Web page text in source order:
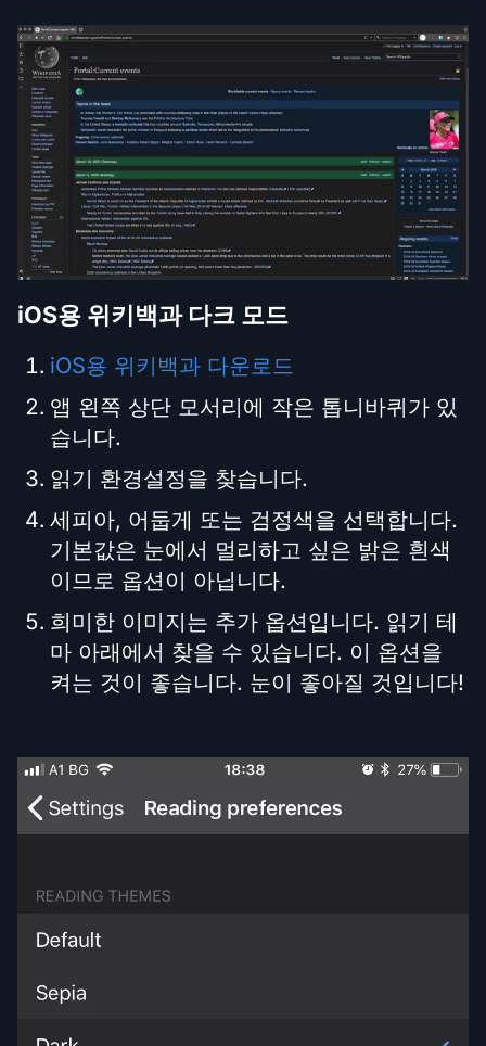
iOS용 위키백과 다크 모드
iOS용 위키백과 다운로드
앱 왼쪽 상단 모서리에 작은 톱니바퀴가 있
습니다.
읽기 환경설정을 찾습니다.
세피아, 어둡게 또는 검정색을 선택합니다.
기본값은 눈에서 멀리하고 싶은 밝은 흰색
이므로 옵션이 아닙니다.
희미한 이미지는 추가 옵션입니다. 읽기 테
마 아래에서 찾을 수 있습니다. 이 옵션을
켜는 것이 좋습니다. 눈이 좋아질 것입니다!